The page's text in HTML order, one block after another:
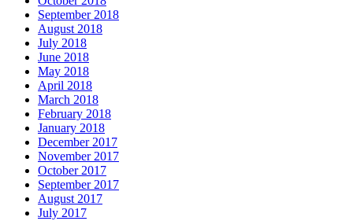
September 2018
August 2018
July 2018
June 2018
May 2018
April 2018
March 2018
February 2018
January 2018
December 2017
November 2017
October 2017
September 2017
August 2017
July 2017